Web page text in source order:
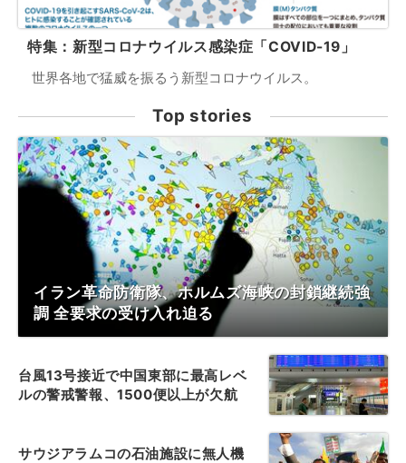
特集：新型コロナウイルス感染症「COVID-19」
世界各地で猛威を振るう新型コロナウイルス。
Top stories
イラン革命防衛隊、ホルムズ海峡の封鎖継続強
調 全要求の受け入れ迫る
台風13号接近で中国東部に最高レベ
ルの警戒警報、1500便以上が欠航
サウジアラムコの石油施設に無人機